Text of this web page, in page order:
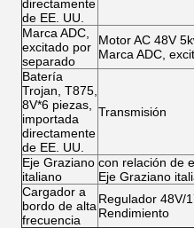
directamente
de EE. UU.
Marca ADC,
excitado por
separado
Motor AC 48V
Marca ADC,
Batería
Trojan, T875,
8V*6 piezas,
importada
directamente
de EE. UU.
Transmisión
Eje Graziano
italiano
con relación de
Eje Graziano
Cargador a
bordo de alta
frecuencia
Regulador 48V/
Rendimiento